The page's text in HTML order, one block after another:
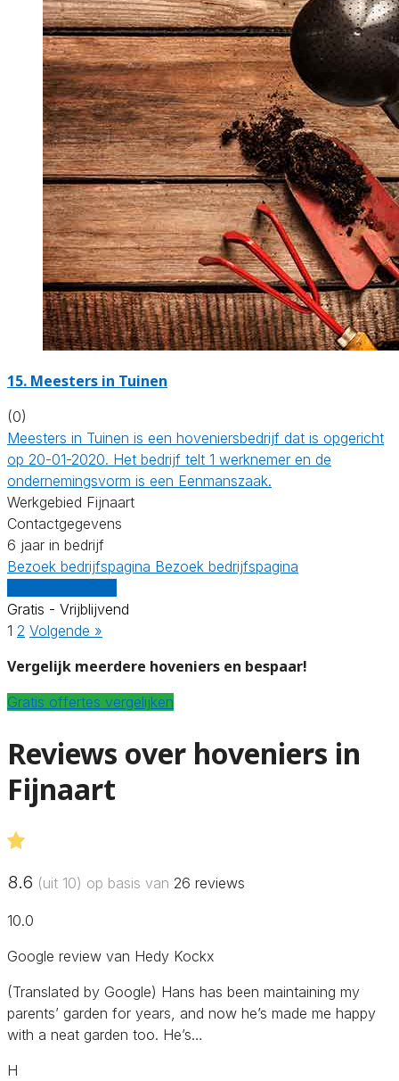
15. Meesters in Tuinen
(0)
Meesters in Tuinen is een hoveniersbedrijf dat is opgericht
op 20-01-2020. Het bedrijf telt 1 werknemer en de
ondernemingsvorm is een Eenmanszaak.
Werkgebied Fijnaart
Contactgegevens
6 jaar in bedrijf
Bezoek bedrijfspagina Bezoek bedrijfspagina
Gratis - Vrijblijvend
1 2 Volgende »
Vergelijk meerdere hoveniers en bespaar!
Gratis offertes vergelijken
Reviews over hoveniers in
Fijnaart
8.6 (uit 10) op basis van 26 reviews
10.0
Google review van Hedy Kockx
(Translated by Google) Hans has been maintaining my
parents’ garden for years, and now he’s made me happy
with a neat garden too. He’s…
H